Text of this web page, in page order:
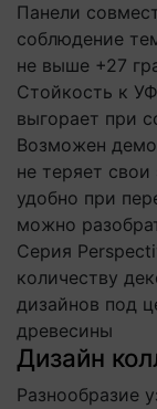
Панели
соблюдение
не выше +27
Стойкость к
выгорает при
Возможен
не теряет
удобно при
можно
Серия
количеству
дизайнов под
древесины
Дизайн
Разнообразие